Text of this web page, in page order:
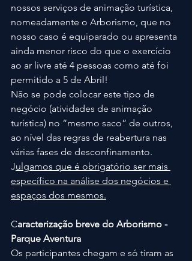
nossos serviços de animação turística,
nomeadamente o Arborismo, que no
nosso caso é equiparado ou apresenta
ainda menor risco do que o exercício
ao ar livre até 4 pessoas como até foi
permitido a 5 de Abril!
Não se pode colocar este tipo de
negócio (atividades de animação
turística) no “mesmo saco” de outros,
ao nível das regras de reabertura nas
várias fases de desconfinamento.
Julgamos que é obrigatório ser mais
específico na análise dos negócios e
espaços dos mesmos.
Caracterização breve do Arborismo -
Parque Aventura
Os participantes chegam e só tiram as